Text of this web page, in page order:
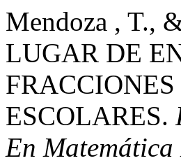
Mendoza , T.,
LUGAR DE
ESCOLARES.
En